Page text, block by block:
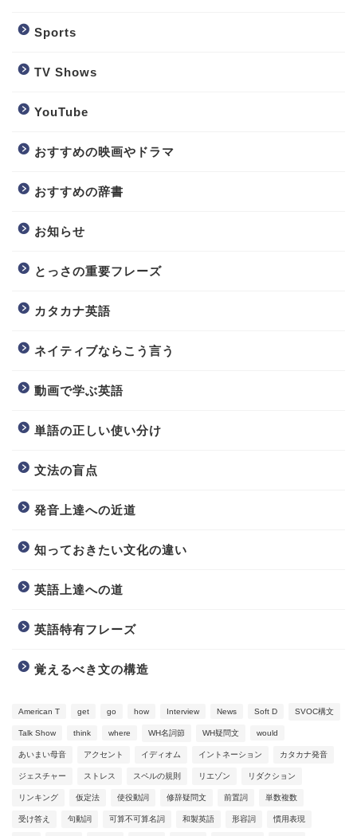
Sports
TV Shows
YouTube
おすすめの映画やドラマ
おすすめの辞書
お知らせ
とっさの重要フレーズ
カタカナ英語
ネイティブならこう言う
動画で学ぶ英語
単語の正しい使い分け
文法の盲点
発音上達への近道
知っておきたい文化の違い
英語上達への道
英語特有フレーズ
覚えるべき文の構造
American T get go how Interview News Soft D SVOC構文
Talk Show think where WH名詞節 WH疑問文 would
あいまい母音 アクセント イディオム イントネーション カタカナ発音
ジェスチャー ストレス スペルの規則 リエゾン リダクション
リンキング 仮定法 使役動詞 修辞疑問文 前置詞 単数複数
受け答え 句動詞 可算不可算名詞 和製英語 形容詞 慣用表現
Video Learning
Blog